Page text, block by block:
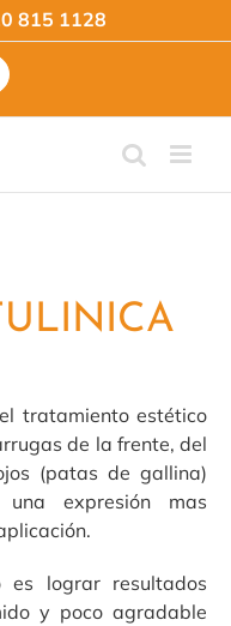
815 1128
tratamiento estético
de la frente, del
(patas de gallina)
una expresión mas
lograr resultados
y poco agradable